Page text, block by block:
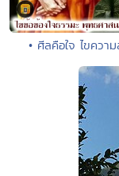
• ศีลคือใจ ไขคว